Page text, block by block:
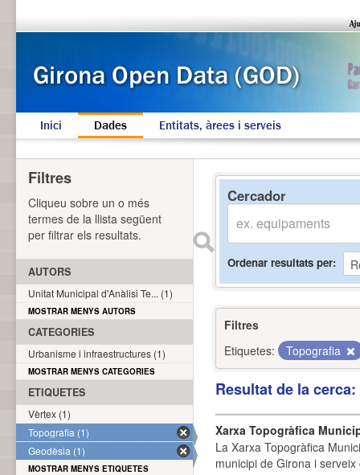
Inici Dades Entitats, àrees i serveis
Cercador
Ordenar resultats per
Filtres
Etiquetes:
Topografia
Resultat de la
Xarxa Topogràfica
La Xarxa Topogràfica
municipi de Girona i
Filtres
Cliqueu sobre un o més
termes de la llista següent
per filtrar els resultats.
AUTORS
Unitat Municipal d'Anàlisi Te... (1)
MOSTRAR MENYS AUTORS
CATEGORIES
Urbanisme i infraestructures (1)
MOSTRAR MENYS CATEGORIES
ETIQUETES
Vèrtex (1)
Topografia (1)
Geodèsia (1)
MOSTRAR MENYS ETIQUETES